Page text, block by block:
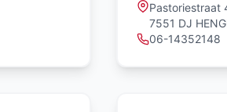
Pastoriestraat
7551 DJ
06-14352148